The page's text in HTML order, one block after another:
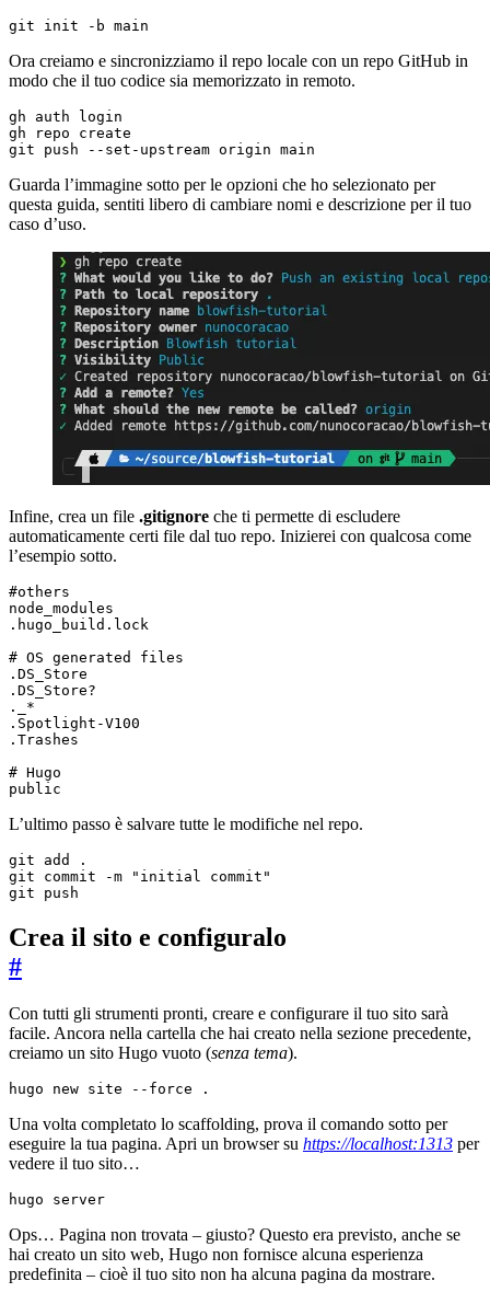
git init -b main
Ora creiamo e sincronizziamo il repo locale con un repo GitHub in
modo che il tuo codice sia memorizzato in remoto.
git push --set-upstream origin main
Guarda l’immagine sotto per le opzioni che ho selezionato per
questa guida, sentiti libero di cambiare nomi e descrizione per il tuo
caso d’uso.
Infine, crea un file .gitignore che ti permette di escludere
automaticamente certi file dal tuo repo. Inizierei con qualcosa come
l’esempio sotto.
#others
# OS generated files
# Hugo
public
L’ultimo passo è salvare tutte le modifiche nel repo.
git commit -m
"initial commit"
git push
Crea il sito e configuralo
#
Con tutti gli strumenti pronti, creare e configurare il tuo sito sarà
facile. Ancora nella cartella che hai creato nella sezione precedente,
creiamo un sito Hugo vuoto (senza tema).
hugo new site --force .
Una volta completato lo scaffolding, prova il comando sotto per
eseguire la tua pagina. Apri un browser su https://localhost:1313 per
vedere il tuo sito…
hugo server
Ops… Pagina non trovata – giusto? Questo era previsto, anche se
hai creato un sito web, Hugo non fornisce alcuna esperienza
predefinita – cioè il tuo sito non ha alcuna pagina da mostrare.